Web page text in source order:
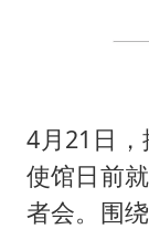
4月21日
使馆日前
者会。围绕